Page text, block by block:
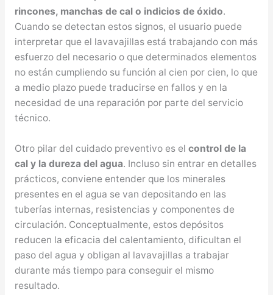
rincones, manchas de cal o indicios de óxido.
Cuando se detectan estos signos, el usuario puede
interpretar que el lavavajillas está trabajando con más
esfuerzo del necesario o que determinados elementos
no están cumpliendo su función al cien por cien, lo que
a medio plazo puede traducirse en fallos y en la
necesidad de una reparación por parte del servicio
técnico.
Otro pilar del cuidado preventivo es el control de la
cal y la dureza del agua. Incluso sin entrar en detalles
prácticos, conviene entender que los minerales
presentes en el agua se van depositando en las
tuberías internas, resistencias y componentes de
circulación. Conceptualmente, estos depósitos
reducen la eficacia del calentamiento, dificultan el
paso del agua y obligan al lavavajillas a trabajar
durante más tiempo para conseguir el mismo
resultado.